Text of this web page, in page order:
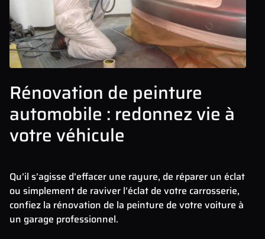
Rénovation de peinture
automobile : redonnez vie à
votre véhicule
Qu’il s’agisse d’effacer une rayure, de réparer un éclat
ou simplement de raviver l’éclat de votre carrosserie,
confiez la rénovation de la peinture de votre voiture à
un garage professionnel.